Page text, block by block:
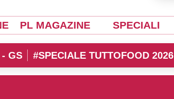
PL MAGAZINE SPECIALI
- GS #SPECIALE TUTTOFOOD 2026